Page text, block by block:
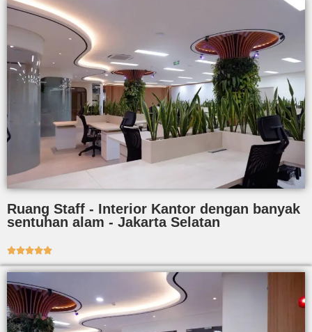
Ruang Staff - Interior Kantor dengan banyak
sentuhan alam - Jakarta Selatan
